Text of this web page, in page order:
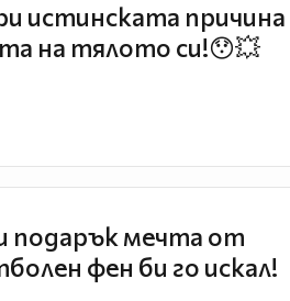
истинската причина
на тялото си!😯💥
подарък мечта от
фен би го искал!